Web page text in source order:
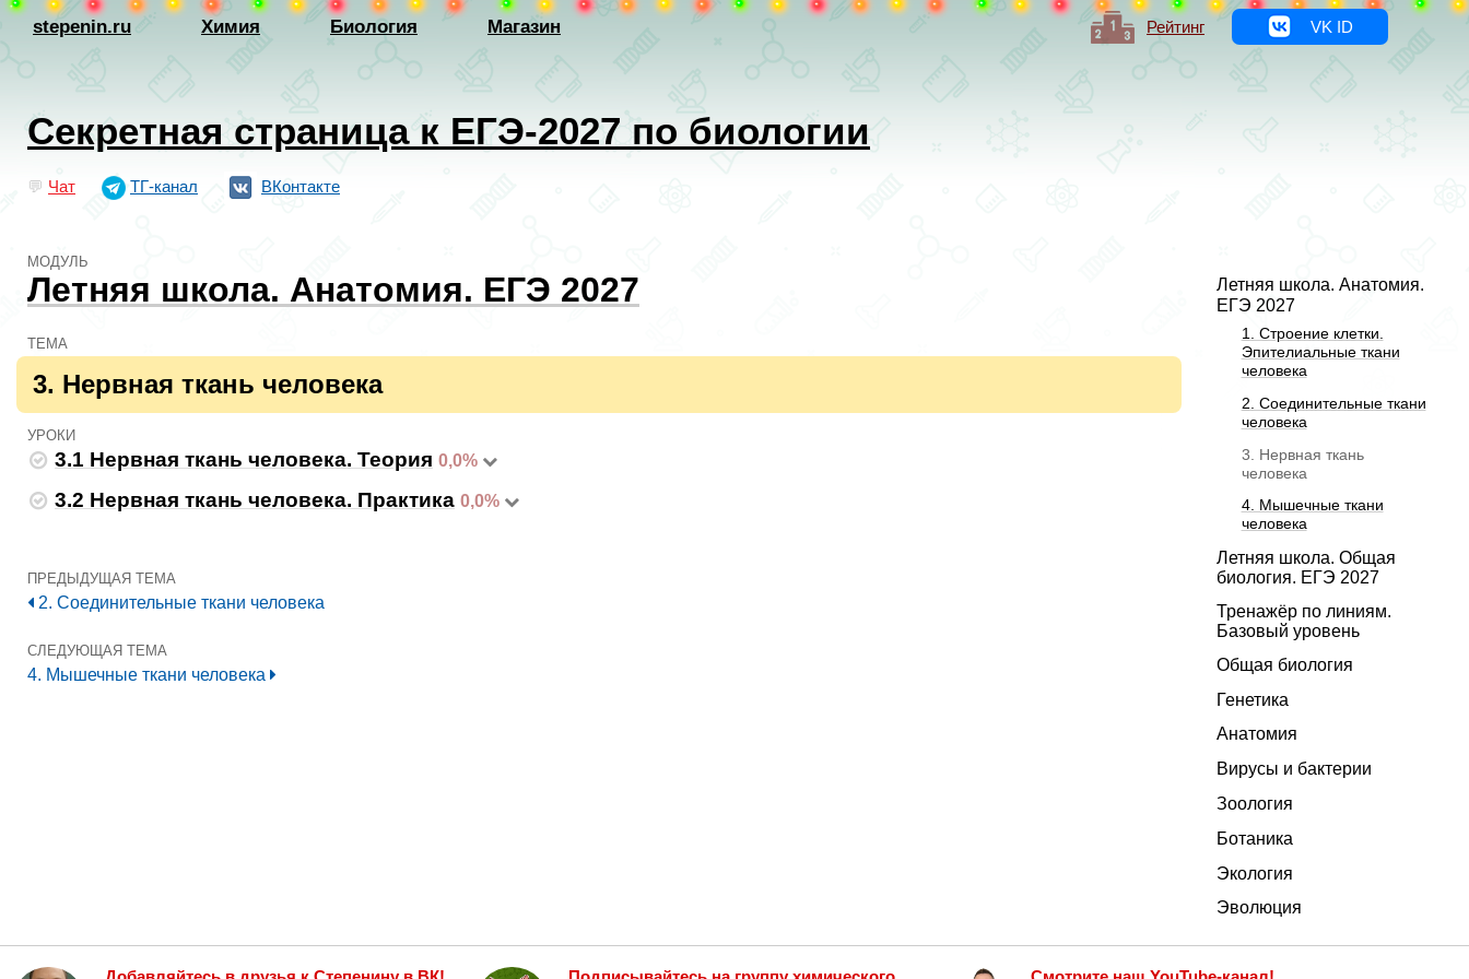
stepenin.ru Химия Биология Магазин VK ID
Рейтинг
Секретная страница к ЕГЭ-2027 по биологии
💬 Чат ТГ-канал ВКонтакте
МОДУЛЬ
Летняя школа. Анатомия. ЕГЭ 2027
ТЕМА
3. Нервная ткань человека
УРОКИ
3.1 Нервная ткань человека. Теория 0,0%
3.2 Нервная ткань человека. Практика 0,0%
ПРЕДЫДУЩАЯ ТЕМА
2. Соединительные ткани человека
СЛЕДУЮЩАЯ ТЕМА
4. Мышечные ткани человека
Летняя школа. Анатомия.
ЕГЭ 2027
1. Строение клетки.
Эпителиальные ткани
человека
2. Соединительные ткани
человека
3. Нервная ткань
человека
4. Мышечные ткани
человека
Летняя школа. Общая
биология. ЕГЭ 2027
Тренажёр по линиям.
Базовый уровень
Общая биология
Генетика
Анатомия
Вирусы и бактерии
Зоология
Ботаника
Экология
Эволюция